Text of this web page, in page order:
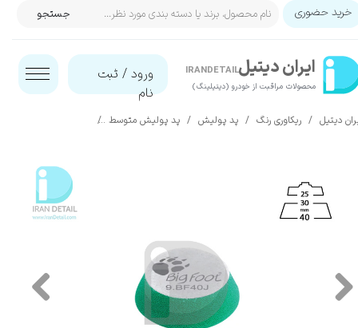
ایران‌ دیتیل
محصولات مراقبت از خودرو (دیتیلینگ)​​​​​​​
IRANDETAIL ورود / ثبت
نام
حساب کاربری من
تغییر گذر واژه
جستجو خرید حضوری
دیتیل ریکاوری رنگ پد پولیش پد پولیش متوسط